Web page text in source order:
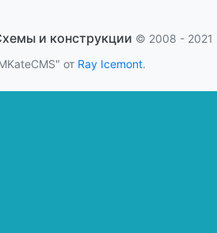
и конструкции © 2008 - 2021
от Ray Icemont.